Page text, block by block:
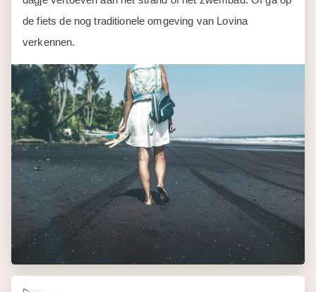
Dag 11
Lovina - Candidasa
De rondreis over Bali gaat weer verder. Je rijdt naar
Candidasa, een plaatsje gelegen aan de oostkust van
Bali. Je volgt de weg door de bergen en komt zo langs
Kintamani. Vanaf het uitkijkpunt hier heb je een prachtige
uitzicht over de nog actieve Batur vulkaan, het
omringende meer en op de achtergrond Mount Abang.